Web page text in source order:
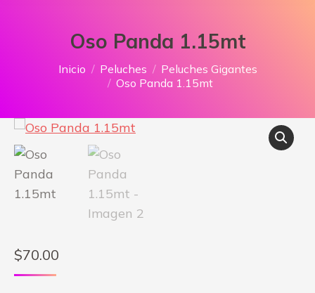
Oso Panda 1.15mt
Estás aquí:
Inicio Peluches
Peluches Gigantes
Oso Panda 1.15mt
$70.00